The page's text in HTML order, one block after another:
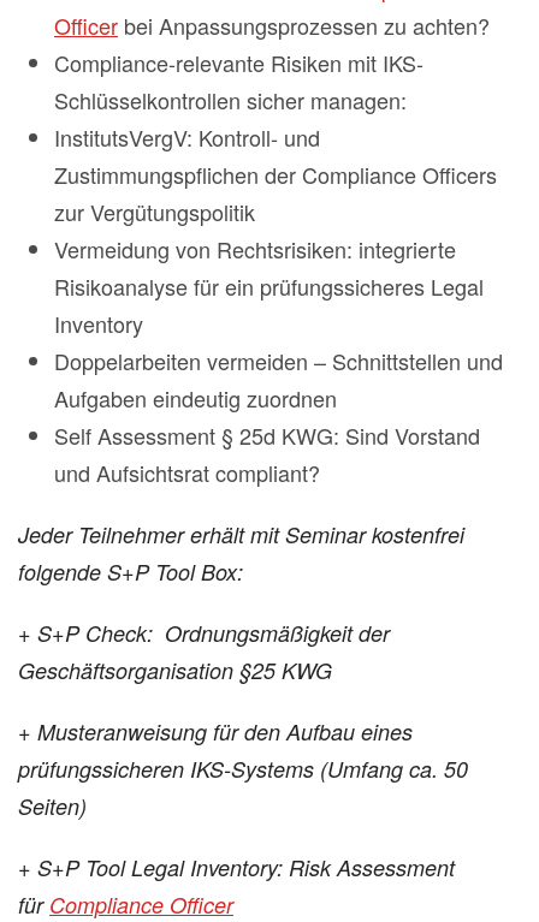
Officer bei Anpassungsprozessen zu achten?
Compliance-relevante Risiken mit IKS-
Schlüsselkontrollen sicher managen:
InstitutsVergV: Kontroll- und
Zustimmungspflichen der Compliance Officers
zur Vergütungspolitik
Vermeidung von Rechtsrisiken: integrierte
Risikoanalyse für ein prüfungssicheres Legal
Inventory
Doppelarbeiten vermeiden – Schnittstellen und
Aufgaben eindeutig zuordnen
Self Assessment § 25d KWG: Sind Vorstand
und Aufsichtsrat compliant?
Jeder Teilnehmer erhält mit Seminar kostenfrei
folgende S+P Tool Box:
+ S+P Check: Ordnungsmäßigkeit der
Geschäftsorganisation §25 KWG
+ Musteranweisung für den Aufbau eines
prüfungssicheren IKS-Systems (Umfang ca. 50
Seiten)
+ S+P Tool Legal Inventory: Risk Assessment
für Compliance Officer